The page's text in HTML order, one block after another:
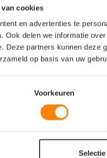
van cookies
en advertenties te
Ook delen we informatie
Deze partners kunnen deze
op basis van uw
Voorkeuren
en promotionele doeleinden
lichte, compacte tas voor
SBS-ritssluitingen
een gewatteerde achterzijde
gemakkelijk toegankelijk
voor langdurig
studie en dagelijks transport